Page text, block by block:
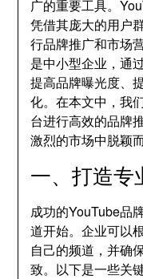
广的重要工具。
凭借其庞大的用户
行品牌推广和市场
是中小型企业，通
提高品牌曝光度、
化。在本文中，我
台进行高效的品牌
激烈的市场中脱颖而
一、打造专
成功的YouTube品
道开始。企业可以
自己的频道，并确
致。以下是一些关